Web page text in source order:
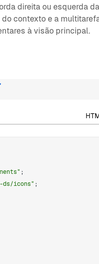
direita ou esquerda
contexto e a
à visão principal.
;
ds/icons" ;